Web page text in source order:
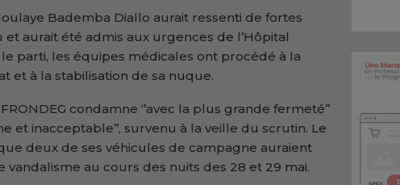
Bademba Diallo aurait ressenti de fortes
aurait été admis aux urgences de l’Hôpital
parti, les équipes médicales ont procédé à la
et à la stabilisation de sa nuque.
condamne ‘’avec la plus grande fermeté’’
et inacceptable’’, survenu à la veille du scrutin. Le
deux de ses véhicules de campagne auraient
vandalisme au cours des nuits des 28 et 29 mai.